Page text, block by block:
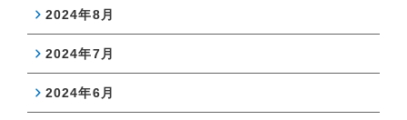
2024年8月
2024年7月
2024年6月